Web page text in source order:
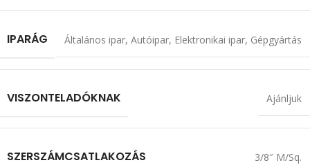
IPARÁG Általános ipar, Autóipar, Elektronikai ipar, Gépgyártás
VISZONTELADÓKNAK Ajánljuk
SZERSZÁMCSATLAKOZÁS 3/8″ M/Sq.